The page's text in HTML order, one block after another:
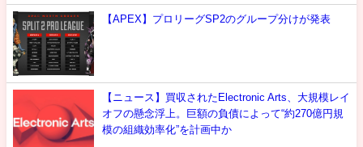
【APEX】プロリーグSP2のグループ分けが発表
【ニュース】買収されたElectronic Arts、大規模レイ
オフの懸念浮上。巨額の負債によって“約270億円規
模の組織効率化”を計画中か